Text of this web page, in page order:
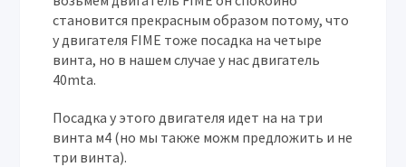
становится прекрасным образом потому, что
у двигателя FIME тоже посадка на четыре
винта, но в нашем случае у нас двигатель
40mta.
Посадка у этого двигателя идет на на три
винта м4 (но мы также можм предложить и не
три винта).